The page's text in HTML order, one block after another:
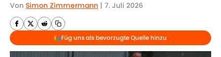
Von Simon Zimmermann | 7. Juli 2026
Füg uns als bevorzugte Quelle hinzu